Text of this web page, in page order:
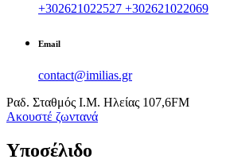
+302621022527 +302621022069
Email
contact@imilias.gr
Ραδ. Σταθμός Ι.Μ. Ηλείας 107,6FM
Aκουστέ ζωντανά
Υποσέλιδο